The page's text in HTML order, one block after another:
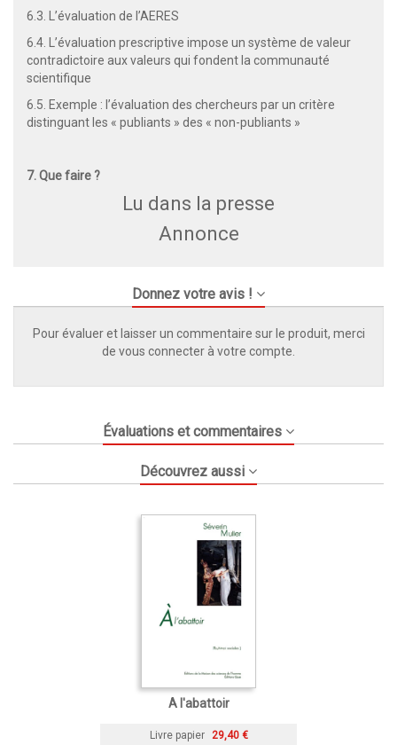
6.3. L’évaluation de l’AERES
6.4. L’évaluation prescriptive impose un système de valeur
contradictoire aux valeurs qui fondent la communauté
scientifique
6.5. Exemple : l’évaluation des chercheurs par un critère
distinguant les « publiants » des « non-publiants »
7. Que faire ?
Lu dans la presse
Annonce
Donnez votre avis !
Pour évaluer et laisser un commentaire sur le produit, merci
de vous connecter à votre compte.
Évaluations et commentaires
Découvrez aussi
A l'abattoir
Livre papier 29,40 €